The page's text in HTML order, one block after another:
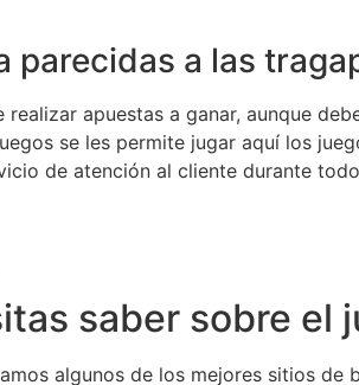
parecidas a las
apuestas a ganar, aunque
se les permite jugar aquí los
de atención al cliente durante
saber sobre el
algunos de los mejores sitios